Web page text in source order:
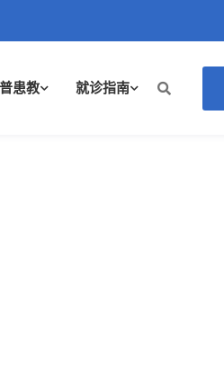
患教 就诊指南